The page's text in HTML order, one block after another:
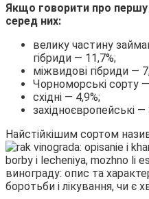
Якщо говорити про першу
серед них:
велику частину
гібриди — 11,7%;
міжвидові гібриди —
Чорноморські сорту
східні — 4,9%;
західноєвропейські —
Найстійкішим сортом